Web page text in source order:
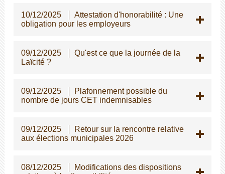
10/12/2025
Attestation d'honorabilité : Une
obligation pour les employeurs
09/12/2025
Qu'est ce que la journée de la
Laïcité ?
09/12/2025
Plafonnement possible du
nombre de jours CET indemnisables
09/12/2025
Retour sur la rencontre relative
aux élections municipales 2026
08/12/2025
Modifications des dispositions